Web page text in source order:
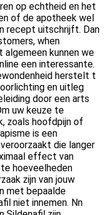
op echtheid en het
of de apotheek wel
recept uitschrijft. Dan
when
kunnen we
een interessante.
herstelt t
en uitleg
door een arts
uw keuze te
zoals hoofdpijn of
is een
veroorzaakt die langer
effect van
hoeveelheden
zijn van jouw
met bepaalde
niet innemen. Nn